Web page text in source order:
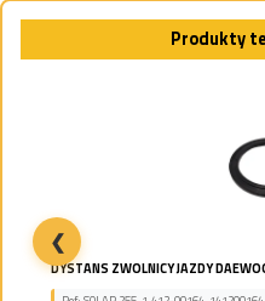
Produkty
DYSTANS ZWOLNICY JAZDY
❮